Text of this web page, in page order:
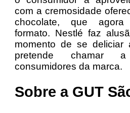
com a cremosidade
chocolate, que agora
formato. Nestlé faz
momento de se deliciar
pretende chamar
consumidores da marca.
Sobre a GUT